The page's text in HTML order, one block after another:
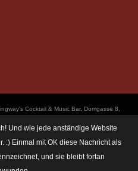
Cocktail & Music Bar, Domgasse 8,
6101820, E-Mail: hemingway@linz.bar,
Fr + Sa: 17:30 - 03:00 Uhr. Im Rahmen
wieder mal Fotos und Videos. Das
voraus. Sollte dem im Einzelfall nicht
Und wie jede anständige Website
:) Einmal mit OK diese Nachricht als
und sie bleibt fortan